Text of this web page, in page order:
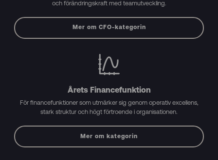
och förändringskraft med teamutveckling.
Mer om CFO-kategorin
Årets Financefunktion
För financefunktioner som utmärker sig genom operativ excellens,
stark struktur och högt förtroende i organisationen.
Mer om kategorin